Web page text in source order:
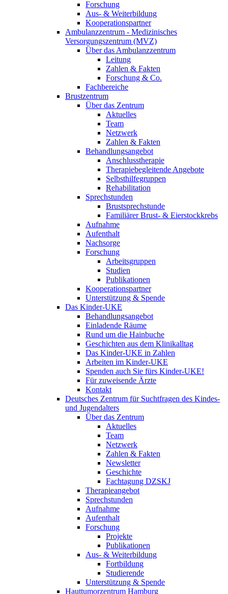
Forschung
Aus- & Weiterbildung
Kooperationspartner
Ambulanzzentrum - Medizinisches
Versorgungszentrum (MVZ)
Über das Ambulanzzentrum
Leitung
Zahlen & Fakten
Forschung & Co.
Fachbereiche
Brustzentrum
Über das Zentrum
Aktuelles
Team
Netzwerk
Zahlen & Fakten
Behandlungsangebot
Anschlusstherapie
Therapiebegleitende Angebote
Selbsthilfegruppen
Rehabilitation
Sprechstunden
Brustsprechstunde
Familiärer Brust- & Eierstockkrebs
Aufnahme
Aufenthalt
Nachsorge
Forschung
Arbeitsgruppen
Studien
Publikationen
Kooperationspartner
Unterstützung & Spende
Das Kinder-UKE
Behandlungsangebot
Einladende Räume
Rund um die Hainbuche
Geschichten aus dem Klinikalltag
Das Kinder-UKE in Zahlen
Arbeiten im Kinder-UKE
Spenden auch Sie fürs Kinder-UKE!
Für zuweisende Ärzte
Kontakt
Deutsches Zentrum für Suchtfragen des Kindes-
und Jugendalters
Über das Zentrum
Aktuelles
Team
Netzwerk
Zahlen & Fakten
Newsletter
Geschichte
Fachtagung DZSKJ
Therapieangebot
Sprechstunden
Aufnahme
Aufenthalt
Forschung
Projekte
Publikationen
Aus- & Weiterbildung
Fortbildung
Studierende
Unterstützung & Spende
Hauttumorzentrum Hamburg